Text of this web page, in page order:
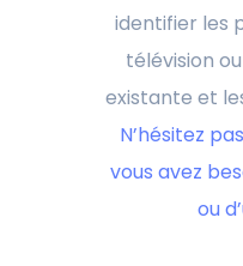
identifier les
télévision
existante et
N’hésitez
vous avez
ou